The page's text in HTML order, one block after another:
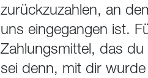
zurückzuzahlen, an
uns eingegangen ist.
Zahlungsmittel, das
sei denn, mit dir